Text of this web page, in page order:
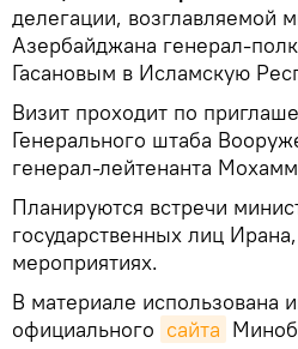
делегации, возглавляемой
Азербайджана генерал-
Гасановым в Исламскую
Визит проходит по
Генерального штаба
генерал-лейтенанта
Планируются встречи
государственных лиц
мероприятиях.
В материале использована
официального сайта